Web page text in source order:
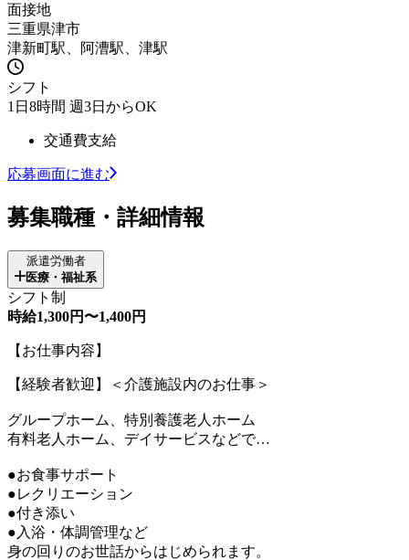
面接地
三重県津市
津新町駅、阿漕駅、津駅
シフト
1日8時間 週3日からOK
交通費支給
応募画面に進む
募集職種・詳細情報
派遣労働者
医療・福祉系
シフト制
時給1,300円〜1,400円
【お仕事内容】
【経験者歓迎】＜介護施設内のお仕事＞
グループホーム、特別養護老人ホーム
有料老人ホーム、デイサービスなどで…
●お食事サポート
●レクリエーション
●付き添い
●入浴・体調管理など
身の回りのお世話からはじめられます。